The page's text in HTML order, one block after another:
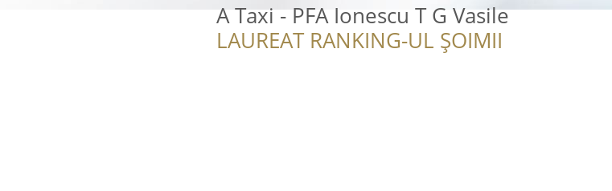
A Taxi - PFA Ionescu T G Vasile
LAUREAT RANKING-UL ȘOIMII